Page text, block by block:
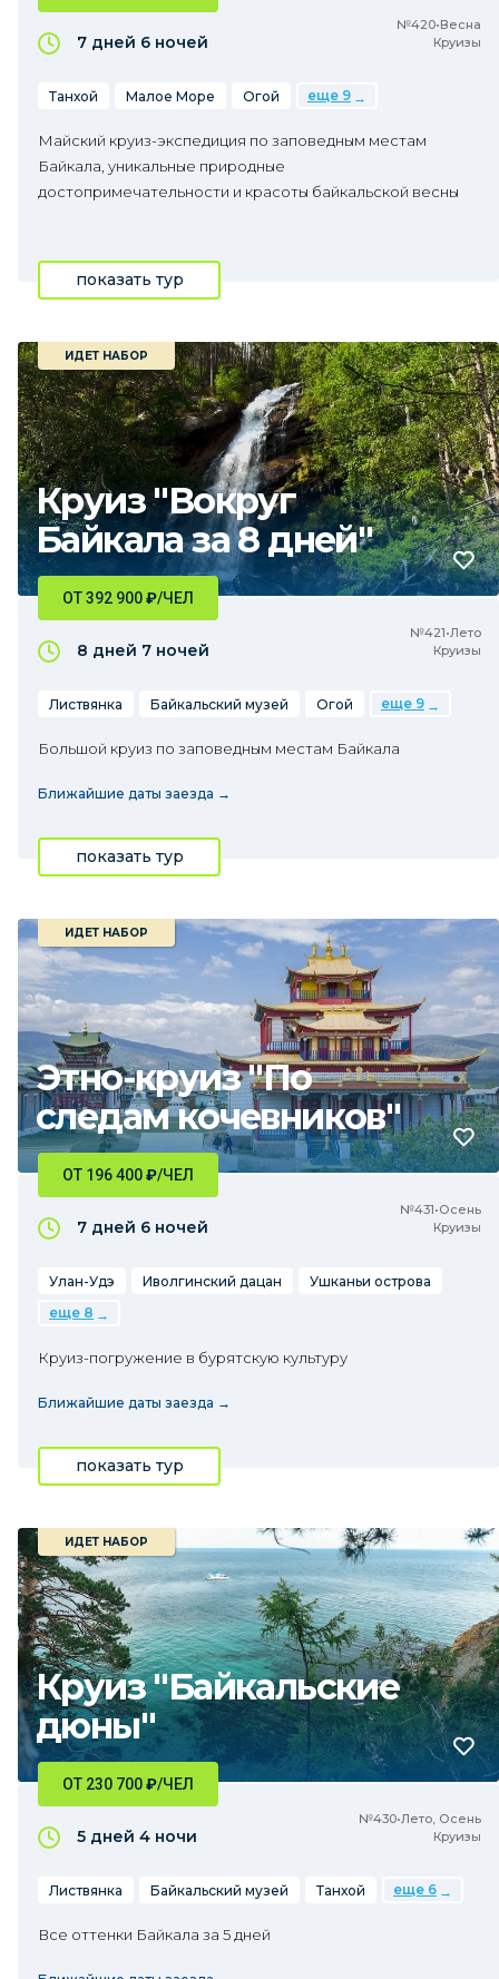
№420•Весна
Круизы
7 дней 6 ночей
Танхой Малое Море Огой еще 9
Майский круиз-экспедиция по заповедным местам
Байкала, уникальные природные
достопримечательности и красоты байкальской весны
показать тур
Круиз "Вокруг
Байкала за 8 дней"
ИДЕТ НАБОР
№421•Лето
Круизы
ОТ 392 900₽/ЧЕЛ
8 дней 7 ночей
Листвянка Байкальский музей Огой еще 9
Большой круиз по заповедным местам Байкала
Ближайшие даты заезда →
показать тур
Этно-круиз "По
следам кочевников"
ИДЕТ НАБОР
№431•Осень
Круизы
ОТ 196 400₽/ЧЕЛ
7 дней 6 ночей
Улан-Удэ Иволгинский дацан
Ушканьи острова
еще 8
Круиз-погружение в бурятскую культуру
Ближайшие даты заезда →
показать тур
Круиз "Байкальские
дюны"
ИДЕТ НАБОР
№430•Лето, Осень
Круизы
ОТ 230 700₽/ЧЕЛ
5 дней 4 ночи
Листвянка Байкальский музей Танхой еще 6
Все оттенки Байкала за 5 дней